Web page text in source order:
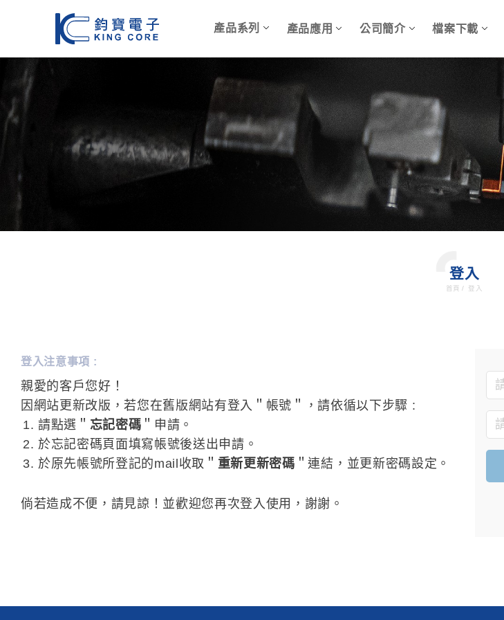
產品系列 產品應用 公司簡介 檔案下載
登入
首頁 / 登入
登入注意事項 :
親愛的客戶您好！
因網站更新改版，若您在舊版網站有登入＂帳號＂，請依循以下步驟 :
請點選＂ 忘記密碼 ＂申請。
於忘記密碼頁面填寫帳號後送出申請。
於原先帳號所登記的mail收取＂ 重新更新密碼 ＂連結，並更新密碼設定。
倘若造成不便，請見諒！並歡迎您再次登入使用，謝謝。